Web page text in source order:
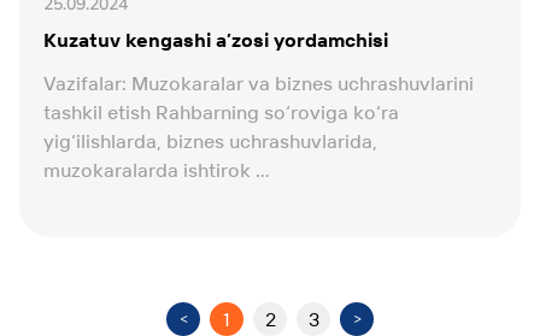
Kuzatuv kengashi a’zosi yordamchisi
Vazifalar: Muzokaralar va biznes uchrashuvlarini
tashkil etish Rahbarning so‘roviga ko‘ra
yig‘ilishlarda, biznes uchrashuvlarida,
muzokaralarda ishtirok ...
< 1 2 3 >